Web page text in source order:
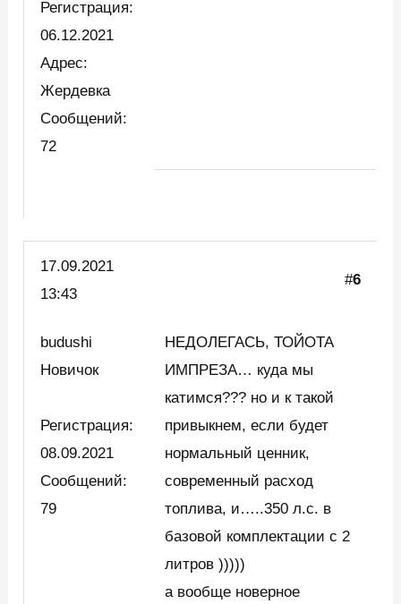
Регистрация:
06.12.2021
Адрес:
Жердевка
Сообщений:
72
17.09.2021
13:43
#6
budushi
Новичок
Регистрация:
08.09.2021
Сообщений:
79
НЕДОЛЕГАСЬ, ТОЙОТА
ИМПРЕЗА… куда мы
катимся??? но и к такой
привыкнем, если будет
нормальный ценник,
современный расход
топлива, и…..350 л.с. в
базовой комплектации с 2
литров )))))
а вообще новерное